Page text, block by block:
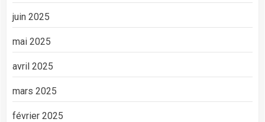
juin 2025
mai 2025
avril 2025
mars 2025
février 2025